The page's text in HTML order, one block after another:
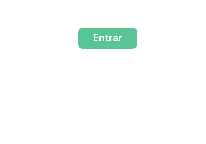
Entrar